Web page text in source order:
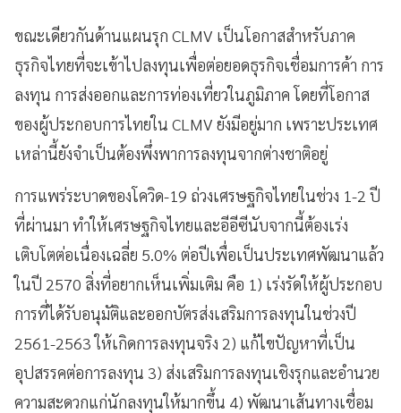
ขณะเดียวกันด้านแผนรุก CLMV เป็นโอกาสสำหรับภาค
ธุรกิจไทยที่จะเข้าไปลงทุนเพื่อต่อยอดธุรกิจเชื่อมการค้า การ
ลงทุน การส่งออกและการท่องเที่ยวในภูมิภาค โดยที่โอกาส
ของผู้ประกอบการไทยใน CLMV ยังมีอยู่มาก เพราะประเทศ
เหล่านี้ยังจำเป็นต้องพึ่งพาการลงทุนจากต่างชาติอยู่
การแพร่ระบาดของโควิด-19 ถ่วงเศรษฐกิจไทยในช่วง 1-2 ปี
ที่ผ่านมา ทำให้เศรษฐกิจไทยและอีอีซีนับจากนี้ต้องเร่ง
เติบโตต่อเนื่องเฉลี่ย 5.0% ต่อปีเพื่อเป็นประเทศพัฒนาแล้ว
ในปี 2570 สิ่งที่อยากเห็นเพิ่มเติม คือ 1) เร่งรัดให้ผู้ประกอบ
การที่ได้รับอนุมัติและออกบัตรส่งเสริมการลงทุนในช่วงปี
2561-2563 ให้เกิดการลงทุนจริง 2) แก้ไขปัญหาที่เป็น
อุปสรรคต่อการลงทุน 3) ส่งเสริมการลงทุนเชิงรุกและอำนวย
ความสะดวกแก่นักลงทุนให้มากขึ้น 4) พัฒนาเส้นทางเชื่อม